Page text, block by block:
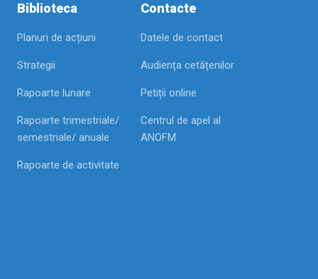
Biblioteca
Planuri de acțiuni
Strategii
Rapoarte lunare
Rapoarte trimestriale/
semestriale/ anuale
Rapoarte de activitate
Contacte
Datele de contact
Audiența cetățenilor
Petiții online
Centrul de apel al
ANOFM